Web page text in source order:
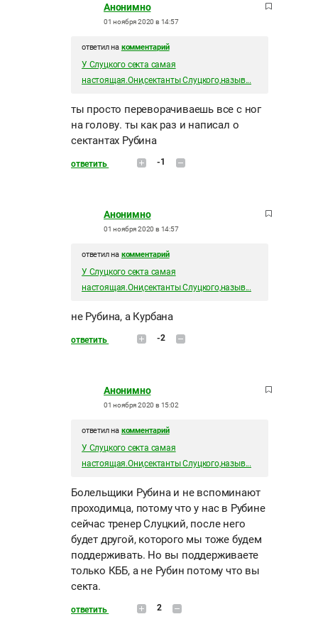
Анонимно
01 ноября 2020 в 14:57
ответил на комментарий
У Слуцкого секта самая
настоящая.Они,сектанты Слуцкого,назыв...
ты просто переворачиваешь все с ног
на голову. ты как раз и написал о
сектантах Рубина
ответить -1
Анонимно
01 ноября 2020 в 14:57
ответил на комментарий
У Слуцкого секта самая
настоящая.Они,сектанты Слуцкого,назыв...
не Рубина, а Курбана
ответить -2
Анонимно
01 ноября 2020 в 15:02
ответил на комментарий
У Слуцкого секта самая
настоящая.Они,сектанты Слуцкого,назыв...
Болельщики Рубина и не вспоминают
проходимца, потому что у нас в Рубине
сейчас тренер Слуцкий, после него
будет другой, которого мы тоже будем
поддерживать. Но вы поддерживаете
только КББ, а не Рубин потому что вы
секта.
ответить 2